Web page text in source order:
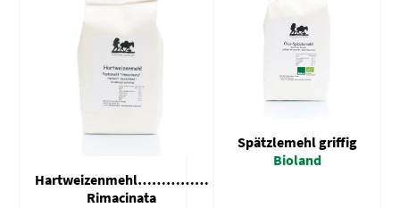
Hartweizenmehl……………
Rimacinata
Spätzlemehl griffig
Bioland